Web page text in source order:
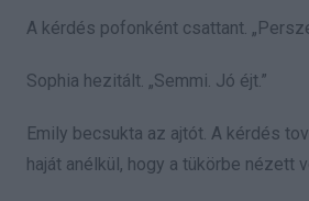
A kérdés pofonként csattant.
Sophia hezitált. „Semmi. Jó éjt.”
Emily becsukta az ajtót. A kérdés
haját anélkül, hogy a tükörbe